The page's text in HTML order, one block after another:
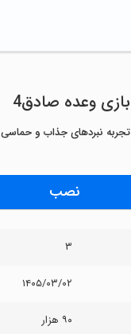
‏‏‏بازی وعده صادق4
تجربه نبردهای جذاب و حماسی
نصب
۳
۱۴۰۵/۰۳/۰۲
۹۰ هزار